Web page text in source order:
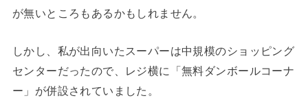
が無いところもあるかもしれません。
しかし、私が出向いたスーパーは中規模のショッピング
センターだったので、レジ横に「無料ダンボールコーナ
ー」が併設されていました。